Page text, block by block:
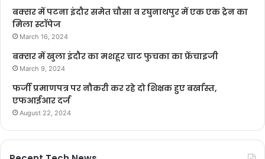
बक्सर में पटना इंदौर समेत चौसा व रघुनाथपुर में एक एक ट्रेन का
मिला स्टॉपेज
March 16, 2024
बक्सर में खुला इंदौर का मशहूर चाट फुचका का फ्रेंचाइजी
March 9, 2024
फर्जी प्रमाणपत्र पर नौकरी कर रहे दो शिक्षक हुए बर्खास्त,
एफआईआर दर्ज
August 22, 2024